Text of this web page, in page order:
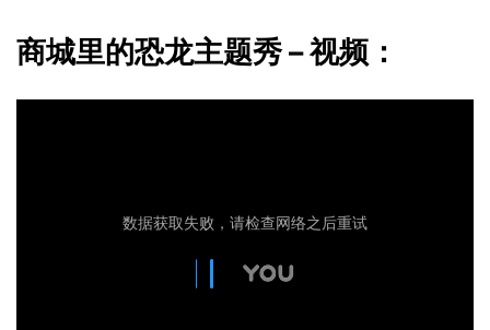
商城里的恐龙主题秀 – 视频：